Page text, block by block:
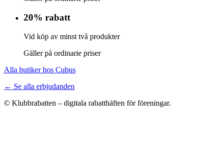
20% rabatt
Vid köp av minst två produkter
Gäller på ordinarie priser
Alla butiker hos Cubus
← Se alla erbjudanden
© Klubbrabatten – digitala rabatthäften för föreningar.